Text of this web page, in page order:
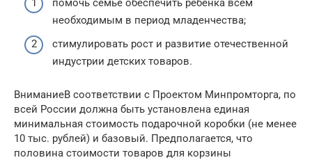
помочь семье обеспечить ребенка всем
необходимым в период младенчества;
стимулировать рост и развитие отечественной
индустрии детских товаров.
ВниманиеВ соответствии с Проектом Минпромторга, по
всей России должна быть установлена единая
минимальная стоимость подарочной коробки (не менее
10 тыс. рублей) и базовый. Предполагается, что
половина стоимости товаров для корзины